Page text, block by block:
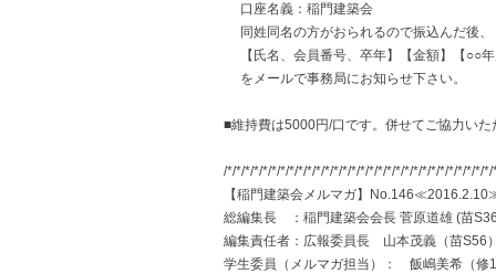
口座名義：稲門建築会
同姓同名の方がおられるので振込んだ後、
【氏名、会員番号、卒年】【金額】【○○
をメールで事務局にお知らせ下さい。
■維持費は5000円/口です。併せてご協力い
/*/*/*/*/*/*/*/*/*/*/*/*/*/*/*/*/*/*/*/*/*/*/*/*/*/*/*/*/*/*/
【稲門建築会メルマガ】
総編集長 ：稲門建築会会長 菅原道雄 (苗
編集責任者：広報委員長 山本茂義（苗S56
学生委員（メルマガ担当）： 飯嶋美希（修